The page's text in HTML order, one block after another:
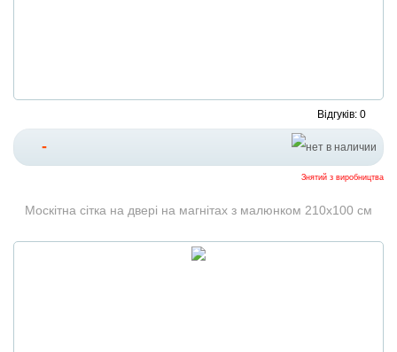
Відгуків: 0
-
Знятий з виробництва
Москітна сітка на двері на магнітах з малюнком 210х100 см